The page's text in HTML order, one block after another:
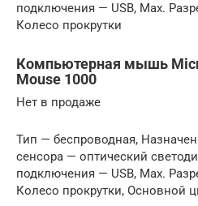
подключения — USB, Max.
Колесо прокрутки
Компьютерная мышь
Mouse 1000
Нет в продаже
Тип — беспроводная,
сенсора — оптический
подключения — USB, Max.
Колесо прокрутки, Основной